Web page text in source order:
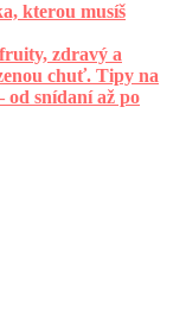
kterou musíš
zdravý a
chuť. Tipy na
snídaní až po